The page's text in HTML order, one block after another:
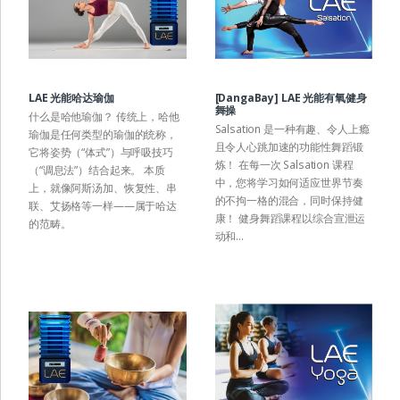
LAE 光能哈达瑜伽
什么是哈他瑜伽？ 传统上，哈他
瑜伽是任何类型的瑜伽的统称，
它将姿势（“体式”）与呼吸技巧
（“调息法”）结合起来。 本质
上，就像阿斯汤加、恢复性、串
联、艾扬格等一样——属于哈达
的范畴。
[DangaBay] LAE 光能有氧健身
舞操
Salsation 是一种有趣、令人上瘾
且令人心跳加速的功能性舞蹈锻
炼！ 在每一次 Salsation 课程
中，您将学习如何适应世界节奏
的不拘一格的混合，同时保持健
康！ 健身舞蹈课程以综合宣泄运
动和...